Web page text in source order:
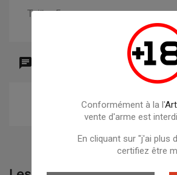
Conformément à la l'
vente d'arme est
En cliquant sur "j'ai plus
certifiez être
Taille : 5cm
Aucun avis n'a été publié